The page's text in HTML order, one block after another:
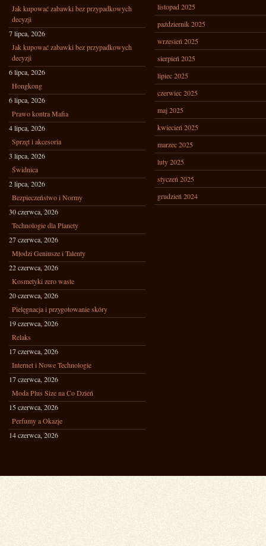
Jak kupować zabawki bez przypadkowych
decyzji
7 lipca, 2026
Jak kupować zabawki bez przypadkowych
decyzji
6 lipca, 2026
Hongkong
6 lipca, 2026
Prawo kontra Mafia
4 lipca, 2026
Sprzęt i akcesoria
3 lipca, 2026
Świdnica
2 lipca, 2026
Bezpieczeństwo i Normy
30 czerwca, 2026
Technologie dla Planety
27 czerwca, 2026
Młodzi Geniusze i Talenty
22 czerwca, 2026
Kosmetyki zero waste
20 czerwca, 2026
Pielęgnacja i przygotowanie skóry
19 czerwca, 2026
Relaks
17 czerwca, 2026
Internet i Nowe Technologie
17 czerwca, 2026
Moda Plus Size na Co Dzień
15 czerwca, 2026
Perfumy a Okazje
14 czerwca, 2026
listopad 2025
październik 2025
wrzesień 2025
sierpień 2025
lipiec 2025
czerwiec 2025
maj 2025
kwiecień 2025
marzec 2025
luty 2025
styczeń 2025
grudzień 2024